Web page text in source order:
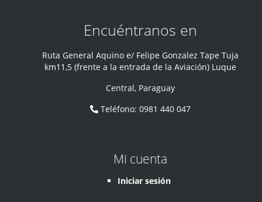
Encuéntranos en
Ruta General Aquino e/ Felipe Gonzalez Tape Tuja
km11,5 (frente a la entrada de la Aviación) Luque
Central, Paraguay
Teléfono:0981 440 047
Mi cuenta
Iniciar sesión